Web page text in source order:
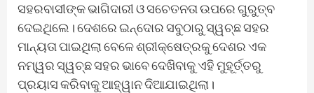
ସହରବାସୀଙ୍କ ଭାଗିଦାରୀ ଓ ସଚେତନତା ଉପରେ ଗୁରୁତ୍ବ
ଦେଇଥିଲେ। ଦେଶରେ ଇନ୍ଦୋର ସବୁଠାରୁ ସ୍ୱଚ୍ଛ ସହର
ମାନ୍ୟତା ପାଇଥିଲା ବେଳେ ଶ୍ରୀକ୍ଷେତ୍ରକୁ ଦେଶର ଏକ
ନମ୍ୱର ସ୍ୱଚ୍ଛ ସହର ଭାବେ ଦେଖିବାକୁ ଏହି ମୁହୂର୍ତ୍ତରୁ
ପ୍ରୟାସ କରିବାକୁ ଆହ୍ୱାନ ଦିଆଯାଇଥିଲା।